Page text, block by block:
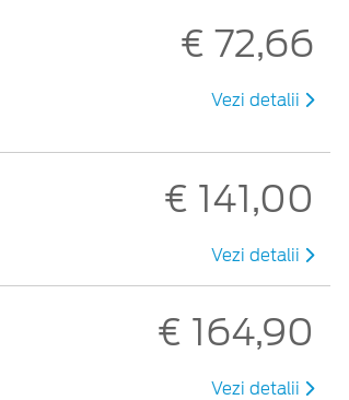
€ 72,66
Vezi detalii
€ 141,00
Vezi detalii
€ 164,90
Vezi detalii